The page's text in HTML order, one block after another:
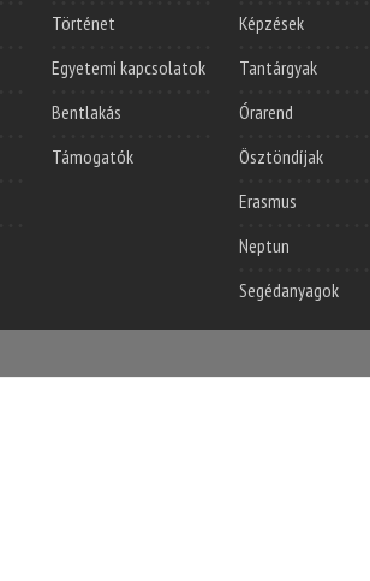
Történet
Egyetemi kapcsolatok
Bentlakás
Támogatók
Képzések
Tantárgyak
Órarend
Ösztöndíjak
Erasmus
Neptun
Segédanyagok